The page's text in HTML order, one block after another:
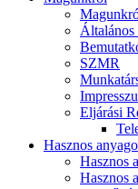
SZMR
Eljárási
Hasznos
Hasznos
Hasznos